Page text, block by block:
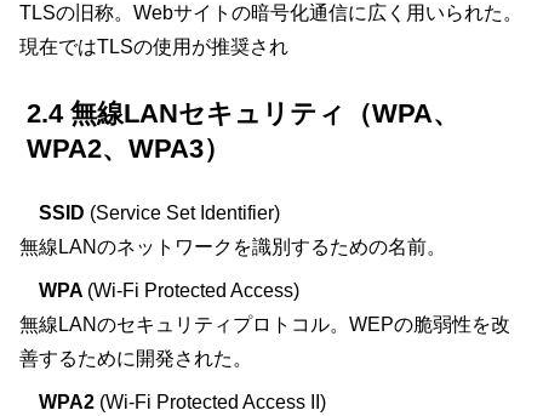
TLSの旧称。Webサイトの暗号化通信に広く用いられた。
現在ではTLSの使用が推奨され
2.4 無線LANセキュリティ（WPA、
WPA2、WPA3）
SSID (Service Set Identifier)
無線LANのネットワークを識別するための名前。
WPA (Wi-Fi Protected Access)
無線LANのセキュリティプロトコル。WEPの脆弱性を改
善するために開発された。
WPA2 (Wi-Fi Protected Access II)